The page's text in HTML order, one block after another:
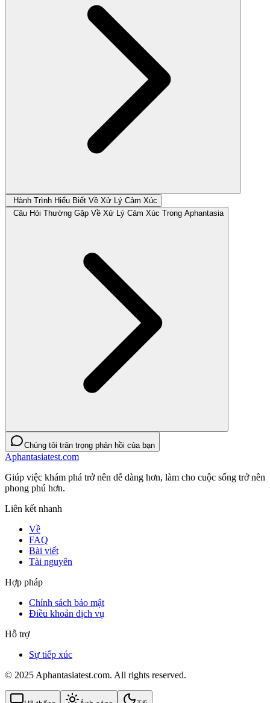
Hành Trình Hiểu Biết Về Xử Lý Cảm Xúc
Câu Hỏi Thường Gặp Về Xử Lý Cảm Xúc Trong Aphantasia
Chúng tôi trân trọng phản hồi của bạn
Aphantasiatest.com
Giúp việc khám phá trở nên dễ dàng hơn, làm cho cuộc sống trở nên
phong phú hơn.
Liên kết nhanh
Về
FAQ
Bài viết
Tài nguyên
Hợp pháp
Chính sách bảo mật
Điều khoản dịch vụ
Hỗ trợ
Sự tiếp xúc
© 2025 Aphantasiatest.com. All rights reserved.